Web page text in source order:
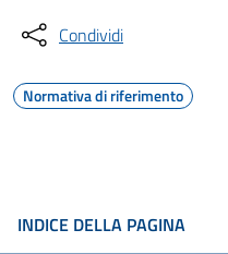
Condividi
Normativa di riferimento
INDICE DELLA PAGINA